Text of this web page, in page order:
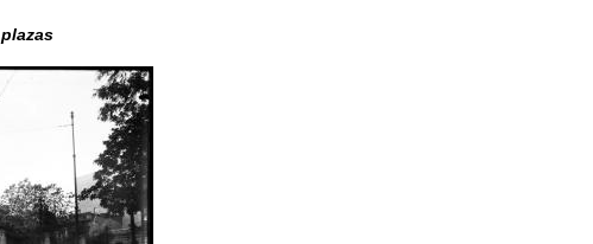
plazas